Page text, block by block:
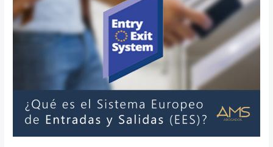
Salidas
(EES)?
vigencia
ETIAS.